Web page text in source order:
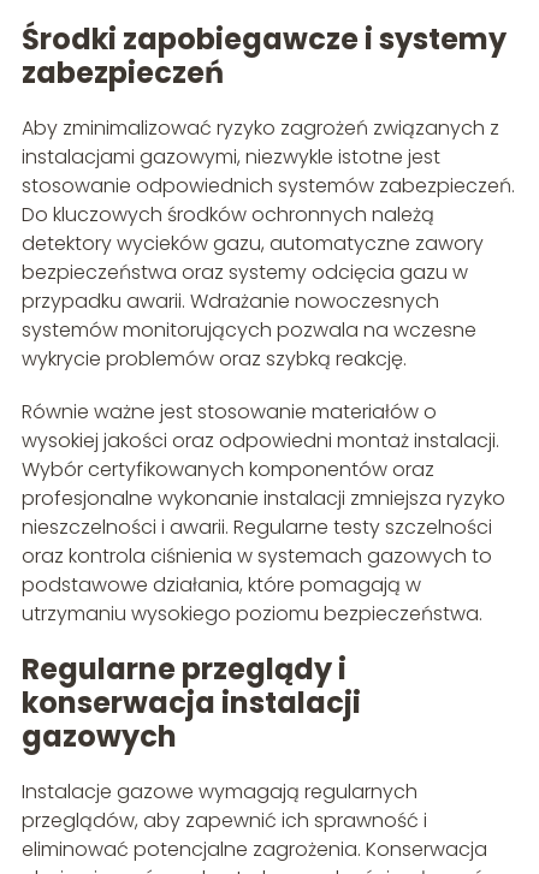
Środki zapobiegawcze i systemy
zabezpieczeń
Aby zminimalizować ryzyko zagrożeń związanych z
instalacjami gazowymi, niezwykle istotne jest
stosowanie odpowiednich systemów zabezpieczeń.
Do kluczowych środków ochronnych należą
detektory wycieków gazu, automatyczne zawory
bezpieczeństwa oraz systemy odcięcia gazu w
przypadku awarii. Wdrażanie nowoczesnych
systemów monitorujących pozwala na wczesne
wykrycie problemów oraz szybką reakcję.
Równie ważne jest stosowanie materiałów o
wysokiej jakości oraz odpowiedni montaż instalacji.
Wybór certyfikowanych komponentów oraz
profesjonalne wykonanie instalacji zmniejsza ryzyko
nieszczelności i awarii. Regularne testy szczelności
oraz kontrola ciśnienia w systemach gazowych to
podstawowe działania, które pomagają w
utrzymaniu wysokiego poziomu bezpieczeństwa.
Regularne przeglądy i
konserwacja instalacji
gazowych
Instalacje gazowe wymagają regularnych
przeglądów, aby zapewnić ich sprawność i
eliminować potencjalne zagrożenia. Konserwacja